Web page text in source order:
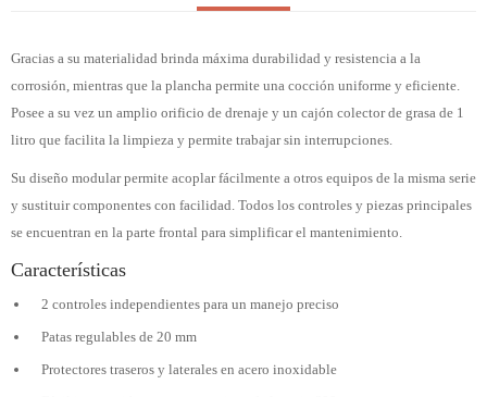
Gracias a su materialidad brinda máxima durabilidad y resistencia a la
corrosión, mientras que la plancha permite una cocción uniforme y eficiente.
Posee a su vez un amplio orificio de drenaje y un cajón colector de grasa de 1
litro que facilita la limpieza y permite trabajar sin interrupciones.
Su diseño modular permite acoplar fácilmente a otros equipos de la misma serie
y sustituir componentes con facilidad. Todos los controles y piezas principales
se encuentran en la parte frontal para simplificar el mantenimiento.
Características
2 controles independientes para un manejo preciso
Patas regulables de 20 mm
Protectores traseros y laterales en acero inoxidable